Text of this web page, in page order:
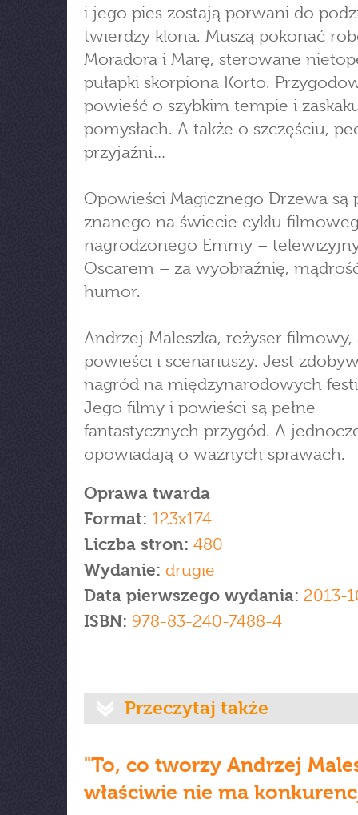
i jego pies zostają porwani do
twierdzy klona. Muszą pokonać
Moradora i Marę, sterowane
pułapki skorpiona Korto.
powieść o szybkim tempie i
pomysłach. A także o szczęściu,
przyjaźni…
Opowieści Magicznego Drzewa są
znanego na świecie cyklu
nagrodzonego Emmy –
Oscarem – za wyobraźnię,
humor.
Andrzej Maleszka, reżyser
powieści i scenariuszy. Jest
nagród na międzynarodowych
Jego filmy i powieści są pełne
fantastycznych przygód. A
opowiadają o ważnych sprawach.
Oprawa twarda
Format: 123x174
Liczba stron: 480
Wydanie: drugie
Data pierwszego wydania: 2013-
ISBN: 978-83-240-7488-4
Przeczytaj także
"To, co tworzy Andrzej
właściwie nie ma